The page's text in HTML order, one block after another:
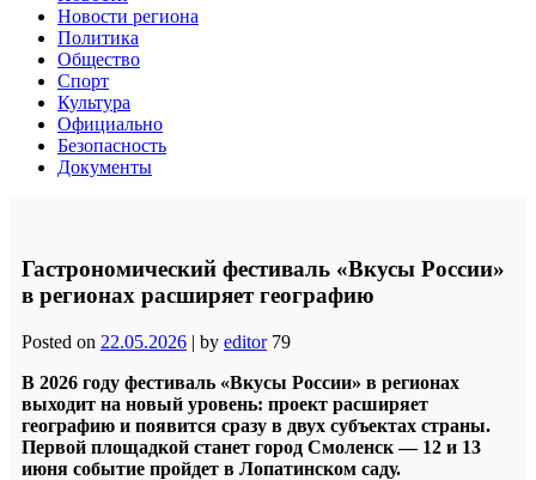
Новости региона
Политика
Общество
Спорт
Культура
Официально
Безопасность
Документы
Гастрономический фестиваль «Вкусы России»
в регионах расширяет географию
Posted on 22.05.2026 | by editor 79
В 2026 году фестиваль «Вкусы России» в регионах
выходит на новый уровень: проект расширяет
географию и появится сразу в двух субъектах страны.
Первой площадкой станет город Смоленск — 12 и 13
июня событие пройдет в Лопатинском саду.